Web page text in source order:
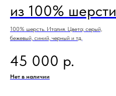
из 100% шерсти
100% шерсть. Италия. Цвета; серый,
бежевый, синий, черный и тд.
45 000 р.
Нет в наличии